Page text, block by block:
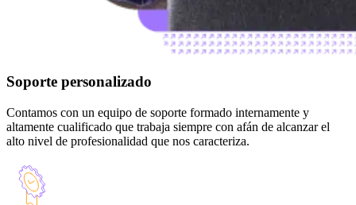
Soporte personalizado
Contamos con un equipo de soporte formado internamente y
altamente cualificado que trabaja siempre con afán de alcanzar el
alto nivel de profesionalidad que nos caracteriza.